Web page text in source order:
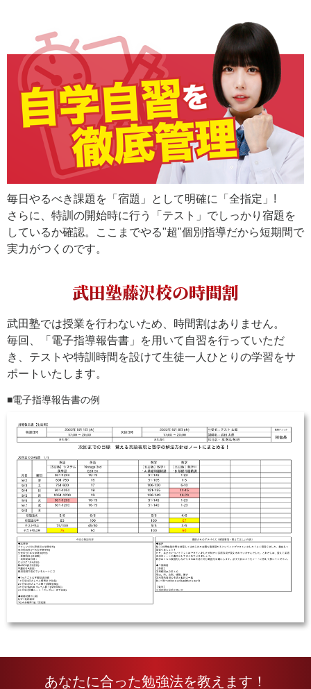
毎日やるべき課題を「宿題」として明確に「全指定」!
さらに、特訓の開始時に行う「テスト」でしっかり宿題を
しているか確認。ここまでやる"超"個別指導だから短期間で
実力がつくのです。
武田塾藤沢校の時間割
武田塾では授業を行わないため、時間割はありません。
毎回、「電子指導報告書」を用いて自習を行っていただ
き、テストや特訓時間を設けて生徒一人ひとりの学習をサ
ポートいたします。
電子指導報告書の例
あなたに合った勉強法を教えます！